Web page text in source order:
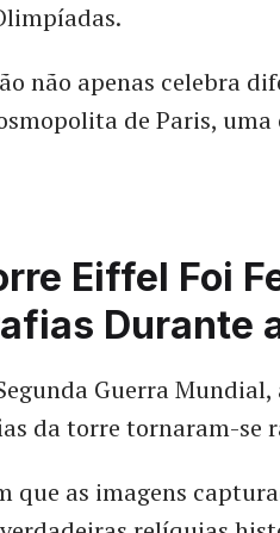
não apenas celebra
de Paris,
Eiffel Foi
Durante
Guerra
da torre tornaram-se
que as imagens